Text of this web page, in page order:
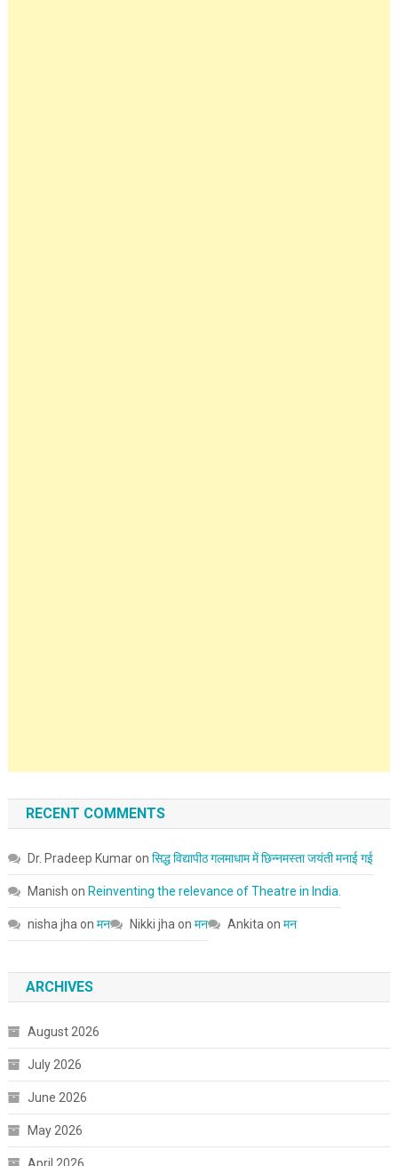
RECENT COMMENTS
Dr. Pradeep Kumaron सिद्ध विद्यापीठ गलमाधाम में छिन्नमस्ता जयंती मनाई गई
Manish on Reinventing the relevance of Theatre in India.
nisha jha on मन Nikki jha on मन Ankita on मन
ARCHIVES
August 2026
July 2026
June 2026
May 2026